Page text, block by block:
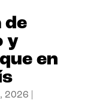
de
y
en
2026